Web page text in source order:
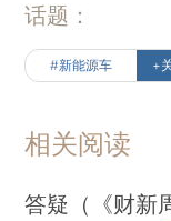
话题：
#新能源车 +
相关阅读
答疑（《财新